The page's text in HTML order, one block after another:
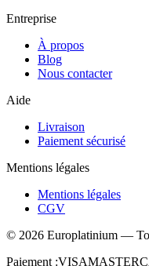
Entreprise
À propos
Blog
Nous contacter
Aide
Livraison
Paiement sécurisé
Mentions légales
Mentions légales
CGV
© 2026 Europlatinium —
Paiement :VISA